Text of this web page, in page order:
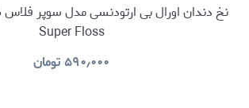
Super Floss
۵۹۰٫۰۰۰تومان